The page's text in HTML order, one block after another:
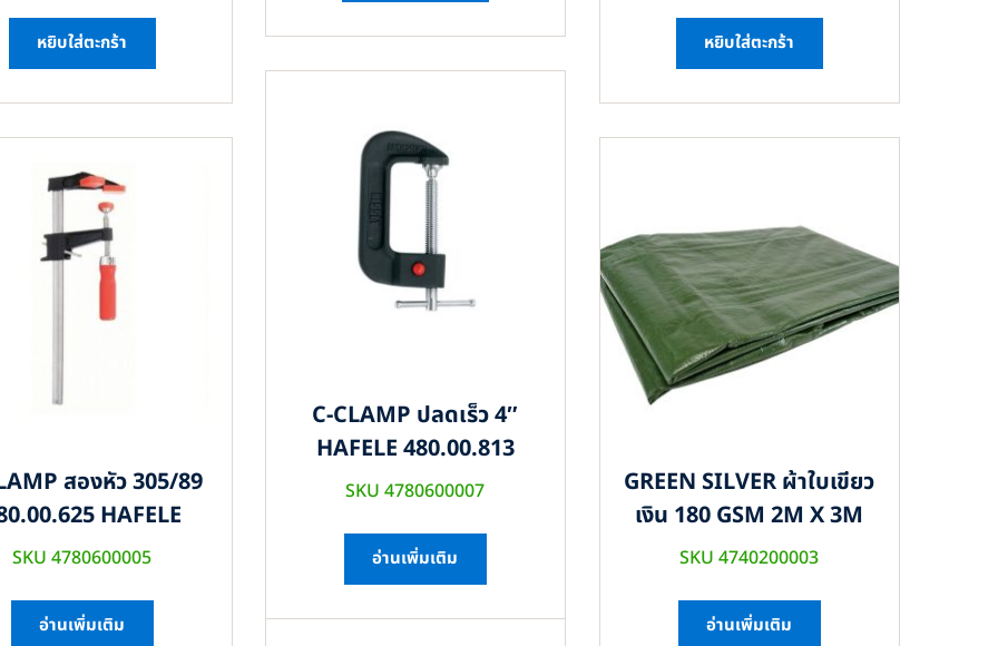
หยิบใส่ตะกร้า หยิบใส่ตะกร้า
C-CLAMP ปลดเร็ว 4″
HAFELE 480.00.813
SKU 4780600007
อ่านเพิ่มเติม
สองหัว 305/89
HAFELE
SKU 4780600005
อ่านเพิ่มเติม
GREEN SILVER ผ้าใบเขียว
เงิน 180 GSM 2M X 3M
SKU 4740200003
อ่านเพิ่มเติม